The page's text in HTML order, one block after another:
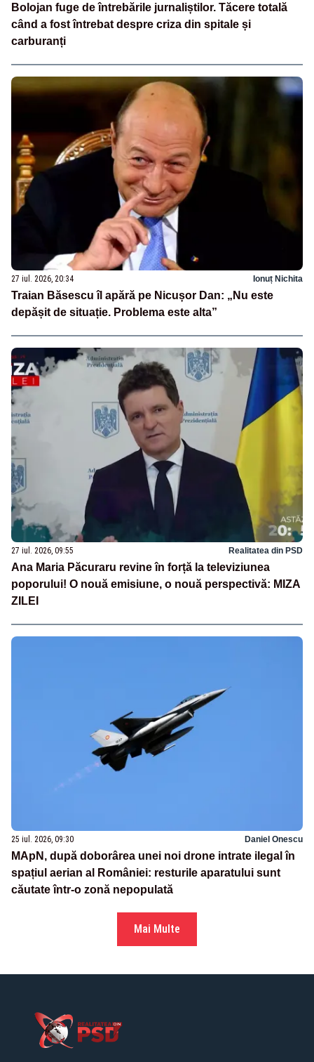
Bolojan fuge de întrebările jurnaliștilor. Tăcere totală
când a fost întrebat despre criza din spitale și
carburanți
27 iul. 2026, 20:34 Ionuț Nichita
Traian Băsescu îl apără pe Nicușor Dan: „Nu este
depășit de situație. Problema este alta”
27 iul. 2026, 09:55 Realitatea din PSD
Ana Maria Păcuraru revine în forță la televiziunea
poporului! O nouă emisiune, o nouă perspectivă: MIZA
ZILEI
25 iul. 2026, 09:30 Daniel Onescu
MApN, după doborârea unei noi drone intrate ilegal în
spațiul aerian al României: resturile aparatului sunt
căutate într-o zonă nepopulată
Mai Multe